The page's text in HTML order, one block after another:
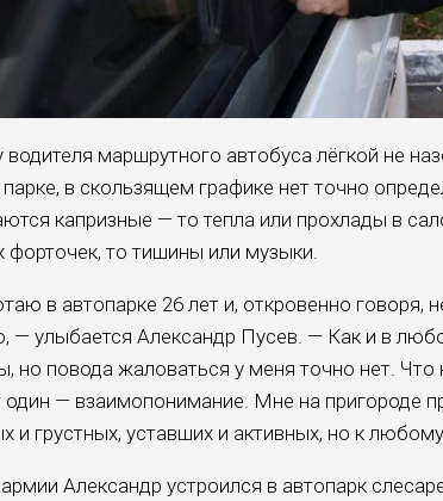
водителя маршрутного автобуса лёгкой не
в скользящем графике нет точ­но
каприз­ные — то тепла или прохлады в
форточек, то тишины или музыки.
в автопарке 26 лет и, откровенно говоря,
— улыбается Александр Пусев. — Как и в
но повода жаловаться у меня точно нет. Что
один — взаимопонимание. Мне на пригороде
и грустных, уставших и активных, но к
Александр устроился в автопарк